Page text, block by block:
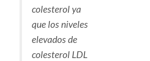
colesterol ya
que los niveles
elevados de
colesterol LDL